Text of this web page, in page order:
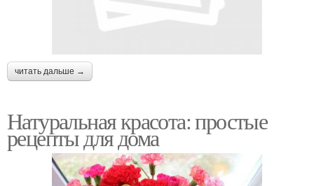
читать дальше →
Натуральная красота: простые
рецепты для дома